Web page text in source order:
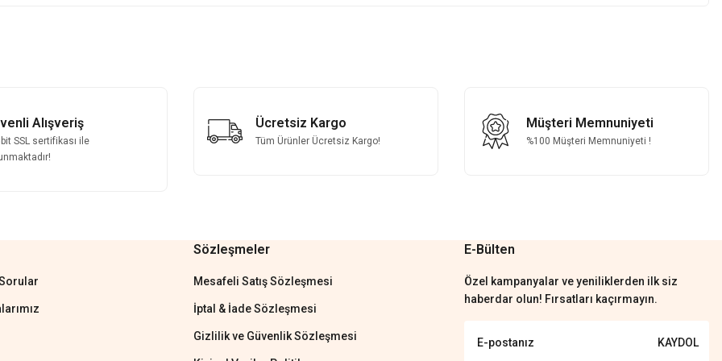
Gönder
Alışveriş
SSL sertifikası ile
Ücretsiz Kargo
Tüm Ürünler Ücretsiz Kargo!
Müşteri Memnuniyeti
%100 Müşteri Memnuniyeti !
Sözleşmeler
Mesafeli Satış Sözleşmesi
İptal & İade Sözleşmesi
Gizlilik ve Güvenlik Sözleşmesi
E-Bülten
Özel kampanyalar ve yeniliklerden ilk siz
haberdar olun! Fırsatları kaçırmayın.
KAYDOL